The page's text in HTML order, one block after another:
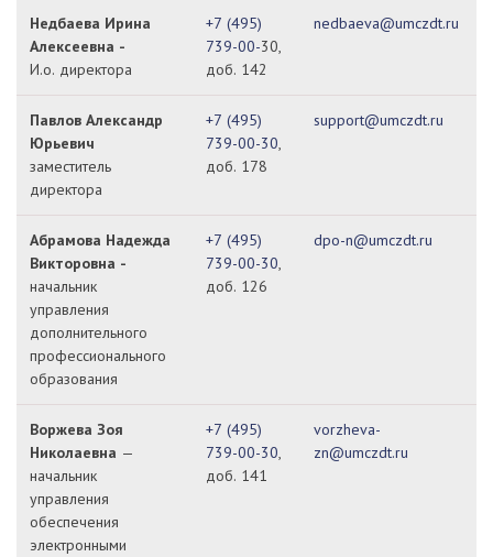
Недбаева Ирина
Алексеевна -
И.о. директора
+7 (495)
739-00-30,
доб. 142
nedbaeva@umczdt.ru
Павлов Александр
Юрьевич
заместитель
директора
+7 (495)
739-00-30,
доб. 178
support@umczdt.ru
Абрамова Надежда
Викторовна -
начальник
управления
дополнительного
профессионального
образования
+7 (495)
739-00-30,
доб. 126
dpo-n@umczdt.ru
Воржева Зоя
Николаевна —
начальник
управления
обеспечения
электронными
+7 (495)
739-00-30,
доб. 141
vorzheva-
zn@umczdt.ru